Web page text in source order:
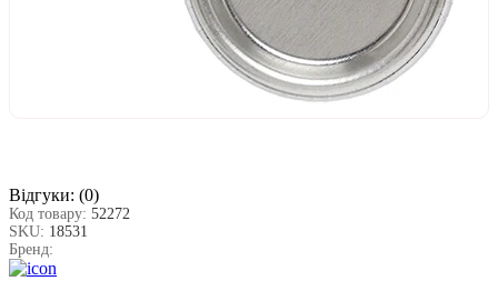
Відгуки: (0)
Код товару: 52272
SKU: 18531
Бренд: